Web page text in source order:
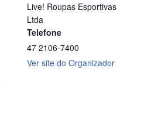
Live! Roupas Esportivas
Ltda
Telefone
47 2106-7400
Ver site do Organizador